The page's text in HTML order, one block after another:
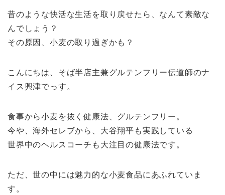
昔のような快活な生活を取り戻せたら、なんて素敵な
んでしょう？
その原因、小麦の取り過ぎかも？
こんにちは、そば半店主兼グルテンフリー伝道師のナ
イス興津でっす。
食事から小麦を抜く健康法、グルテンフリー。
今や、海外セレブから、大谷翔平も実践している
世界中のヘルスコーチも大注目の健康法です。
ただ、世の中には魅力的な小麦食品にあふれていま
す。